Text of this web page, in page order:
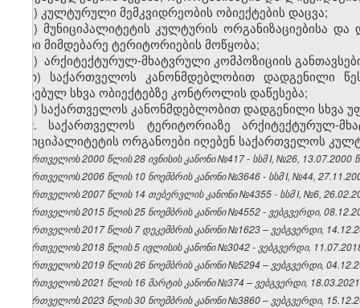
ე) კულტურული მემკვიდრეობის ობიექტების დაცვა;
ვ) მუნიციპალიტეტის კულტურის ორგანიზაციებისა
მათი მიმდებარე ტერიტორიების მოწყობა;
ზ) არქიტექტურულ-მხატვრული კომპოზიციის
თ) საქართველოს კანონმდებლობით დადგენილი
არსებულ სხვა ობიექტებზე კონტროლის დაწესება;
ი) საქართველოს კანონმდებლობით დადგენილი სხვა
2. საქართველოს ტერიტორიაზე არქიტექტურულ-
მუნიციპალიტეტის ორგანოები იღებენ საქართველოს
საქართველოს 2000 წლის 28 ივნისის კანონი №417 - სსმ I, №26, 13.07.2000
საქართველოს 2006 წლის 10 ნოემბრის კანონი №3646 - სსმ I, №44,
საქართველოს 2007 წლის 14 თებერვლის კანონი №4355 - სსმ I, №6,
საქართველოს 2015 წლის 25 ნოემბრის კანონი №4552 - ვებგვერდი,
საქართველოს 2017 წლის 7 დეკემბრის კანონი №1623 – ვებგვერდი,
საქართველოს 2018 წლის 5 ივლისის კანონი №3042 - ვებგვერდი,
საქართველოს 2019 წლის 26 ნოემბრის კანონი №5294 – ვებგვერდი,
საქართველოს 2021 წლის 16 მარტის კანონი №374 – ვებგვერდი,
საქართველოს 2023 წლის 30 ნოემბრის კანონი №3860 – ვებგვერდი,